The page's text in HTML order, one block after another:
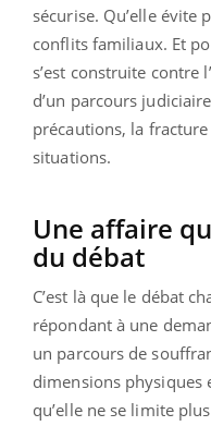
sécurise. Qu’elle évite
conflits familiaux. Et
s’est construite contre
d’un parcours
précautions, la
situations.
Une affaire
du débat
C’est là que le débat
répondant à une
un parcours de
dimensions physiques
qu’elle ne se limite